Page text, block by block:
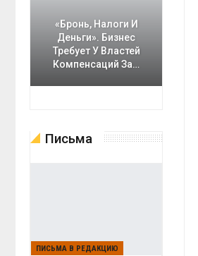
«Бронь, Налоги И
Деньги». Бизнес
Требует У Властей
Компенсаций За…
Письма
ПИСЬМА В РЕДАКЦИЮ